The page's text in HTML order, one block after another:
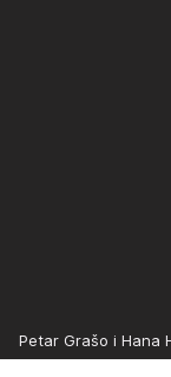
Petar Grašo i Hana